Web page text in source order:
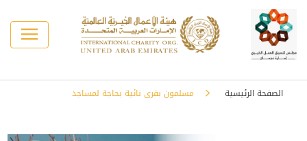
الصفحة الرئيسية مسلمون بقرى نائية بحاجة لمساجد